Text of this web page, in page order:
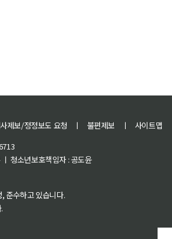
제보/정정보도 요청 ㅣ 불편제보 ㅣ
사이트맵
청소년보호책임자 : 공도윤
준수하고 있습니다.